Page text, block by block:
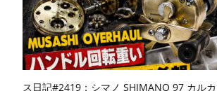
ス日記#2419：シマノ SHIMANO 97 カル